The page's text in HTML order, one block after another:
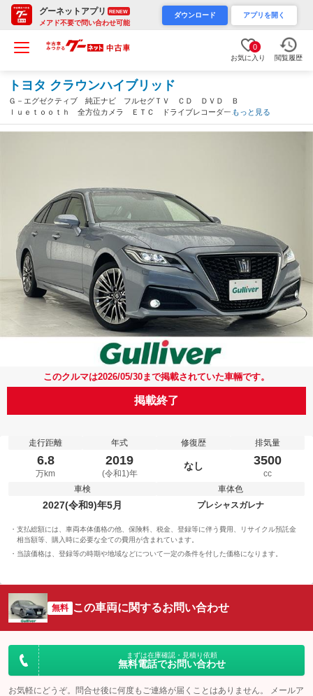
グーネットアプリ RENEW
メアド不要で問い合わせ可能
ダウンロード アプリを開く
0
お気に入り 閲覧履歴
トヨタ クラウンハイブリッド
Ｇ－エグゼクティブ 純正ナビ フルセグＴＶ ＣＤ ＤＶＤ Ｂ
ｌｕｅｔｏｏｔｈ 全方位カメラ ＥＴＣ ドライブレコーダー
デジタルインナーミラー レーダークルコン シートヒーター エ
アシート ステアヒーター パドルシフト（沖縄県）
もっと見る
このクルマは2026/05/30まで掲載されていた車輛です。
掲載終了
走行距離
6.8
万km
年式
2019
(令和1)年
修復歴
なし
排気量
3500
cc
車検
2027(令和9)年5月
車体色
プレシャスガレナ
支払総額には、車両本体価格の他、保険料、税金、登録等に伴う費用、リサイクル預託金
相当額等、購入時に必要な全ての費用が含まれています。
当該価格は、登録等の時期や地域などについて一定の条件を付した価格になります。
無料 この車両に関するお問い合わせ
まずは在庫確認・見積り依頼
無料電話でお問い合わせ
お気軽にどうぞ。問合せ後に何度もご連絡が届くことはありません。 メールア